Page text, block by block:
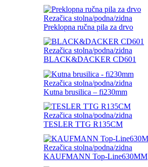
Rezačica stolna/podna/zidna
Preklopna ručna pila za drvo
Rezačica stolna/podna/zidna
BLACK&DACKER CD601
Rezačica stolna/podna/zidna
Kutna brusilica – fi230mm
Rezačica stolna/podna/zidna
TESLER TTG R135CM
Rezačica stolna/podna/zidna
KAUFMANN Top-Line630MM